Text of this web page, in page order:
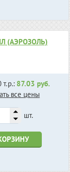
(АЭРОЗОЛЬ)
87.03 руб.
все цены
шт.